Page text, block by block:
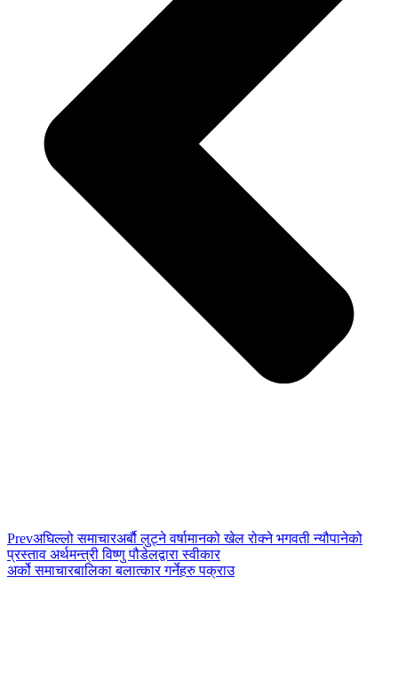
Prevअघिल्लो समाचारअर्बाै लुट्ने वर्षामानको खेल रोक्ने भगवती न्यौपानेको
प्रस्ताव अर्थमन्त्री विष्णु पौडेलद्वारा स्वीकार
अर्को समाचारबालिका बलात्कार गर्नेहरु पक्राउ